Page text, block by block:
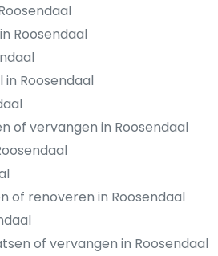
Roosendaal
Roosendaal
of vervangen in Roosendaal
of renoveren in Roosendaal
of vervangen in Roosendaal